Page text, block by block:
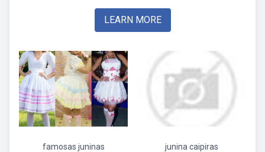
LEARN MORE
famosas juninas
junina caipiras